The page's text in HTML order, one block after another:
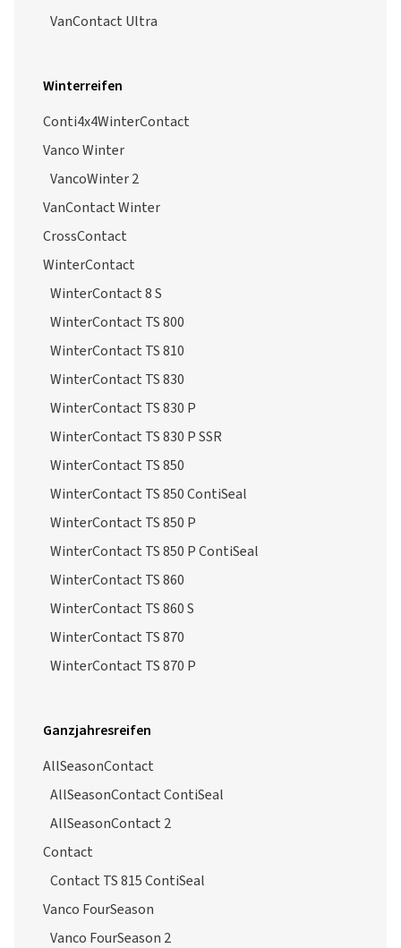
VanContact Ultra
Winterreifen
Conti4x4WinterContact
Vanco Winter
VancoWinter 2
VanContact Winter
CrossContact
WinterContact
WinterContact 8 S
WinterContact TS 800
WinterContact TS 810
WinterContact TS 830
WinterContact TS 830 P
WinterContact TS 830 P SSR
WinterContact TS 850
WinterContact TS 850 ContiSeal
WinterContact TS 850 P
WinterContact TS 850 P ContiSeal
WinterContact TS 860
WinterContact TS 860 S
WinterContact TS 870
WinterContact TS 870 P
Ganzjahresreifen
AllSeasonContact
AllSeasonContact ContiSeal
AllSeasonContact 2
Contact
Contact TS 815 ContiSeal
Vanco FourSeason
Vanco FourSeason 2